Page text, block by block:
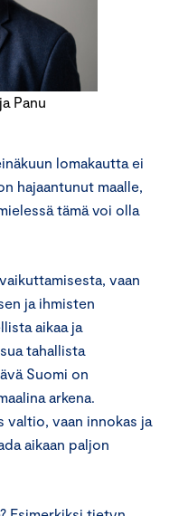
Panu
lomakautta ei
hajaantunut maalle,
tämä voi olla
vaan
ja ihmisten
aikaa ja
tahallista
Suomi on
arkena.
valtio, vaan innokas ja
aikaan paljon